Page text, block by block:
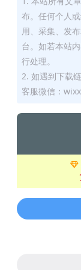
布。任何个人
用、采集、发
台。如若本站
行处理。
2. 如遇到下载
客服微信：